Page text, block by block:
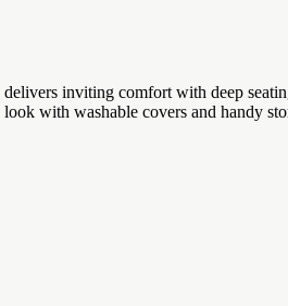
delivers inviting comfort with deep seatin
look with washable covers and handy sto